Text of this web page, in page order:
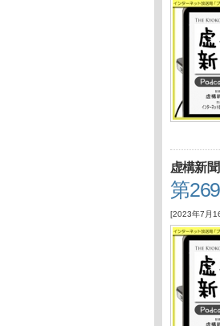
虚構新
第
[2023年7月